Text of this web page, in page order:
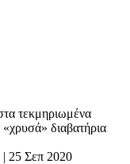
τεκμηριωμένα
διαβατήρια
| 25 Σεπ 2020